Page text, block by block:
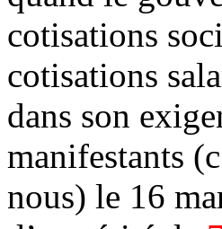
cotisations
cotisations
dans son
manifestants
nous) le 16